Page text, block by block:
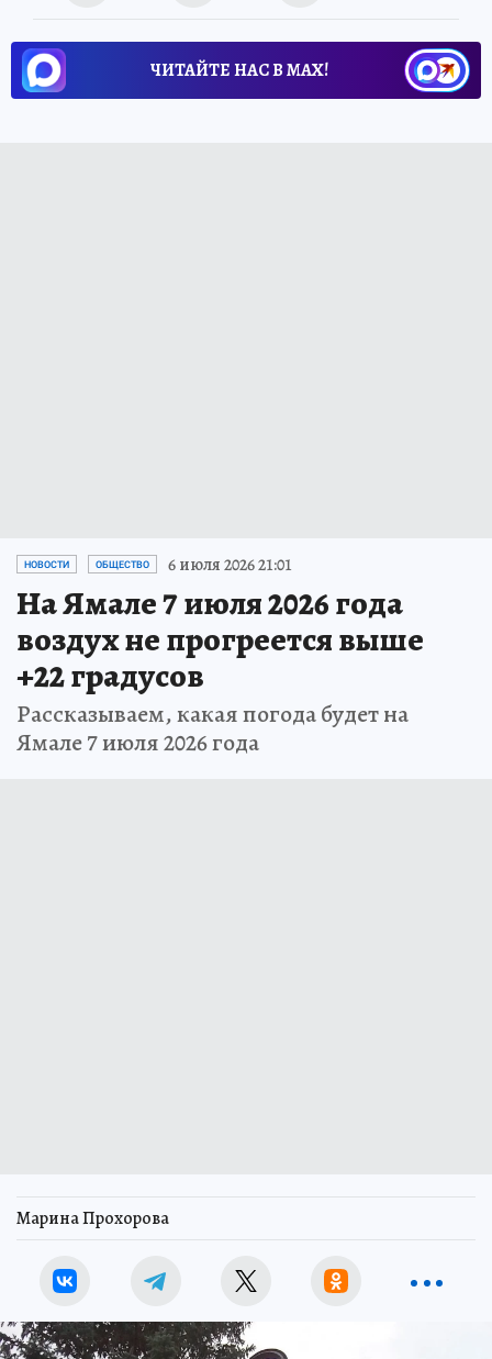
ЧИТАЙТЕ НАС В МАХ!
НОВОСТИ ОБЩЕСТВО 6 июля 2026 21:01
На Ямале 7 июля 2026 года
воздух не прогреется выше
+22 градусов
Рассказываем, какая погода будет на
Ямале 7 июля 2026 года
Марина Прохорова